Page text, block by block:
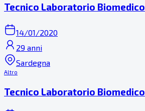
Tecnico Laboratorio Biomedico
14/01/2020
29 anni
Sardegna
Altro
Tecnico Laboratorio Biomedico